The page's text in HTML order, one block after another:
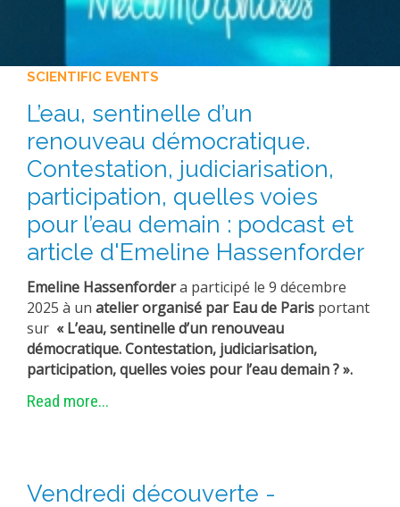
SCIENTIFIC EVENTS
L’eau, sentinelle d’un
renouveau démocratique.
Contestation, judiciarisation,
participation, quelles voies
pour l’eau demain : podcast et
article d'Emeline Hassenforder
Emeline Hassenfordera participé le 9 décembre
2025 à un atelier organisé par Eau de Paris portant
sur « L’eau, sentinelle d’un renouveau
démocratique. Contestation, judiciarisation,
participation, quelles voies pour l’eau demain ? ».
Read more...
Vendredi découverte -